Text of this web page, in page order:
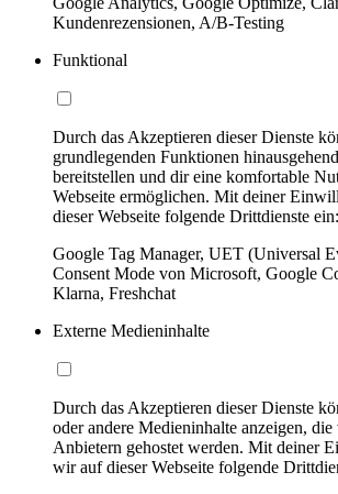
Kundenrezensionen, A/B-Testing
Funktional
Durch das Akzeptieren dieser Dienste
grundlegenden Funktionen
bereitstellen und dir eine komfortable
Webseite ermöglichen. Mit deiner
dieser Webseite folgende Drittdienste ein:
Google Tag Manager, UET (Universal
Consent Mode von Microsoft, Google
Klarna, Freshchat
Externe Medieninhalte
Durch das Akzeptieren dieser Dienste
oder andere Medieninhalte anzeigen,
Anbietern gehostet werden. Mit deiner
wir auf dieser Webseite folgende